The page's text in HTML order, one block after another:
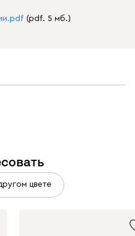
(pdf. 5 мб.)
цвете